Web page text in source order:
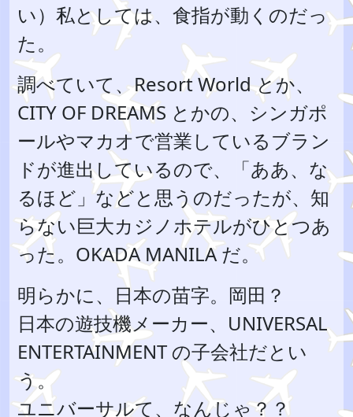
い）私としては、食指が動くのだっ
た。
調べていて、Resort World とか、
CITY OF DREAMS とかの、シンガポ
ールやマカオで営業しているブラン
ドが進出しているので、「ああ、な
るほど」などと思うのだったが、知
らない巨大カジノホテルがひとつあ
った。OKADA MANILA だ。
明らかに、日本の苗字。岡田？
日本の遊技機メーカー、UNIVERSAL
ENTERTAINMENT の子会社だとい
う。
ユニバーサルて、なんじゃ？？